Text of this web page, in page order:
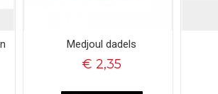
Medjoul dadels
€ 2,35